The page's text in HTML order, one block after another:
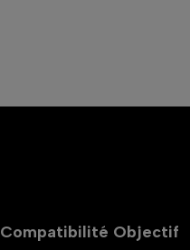
Compatibilité Objectif